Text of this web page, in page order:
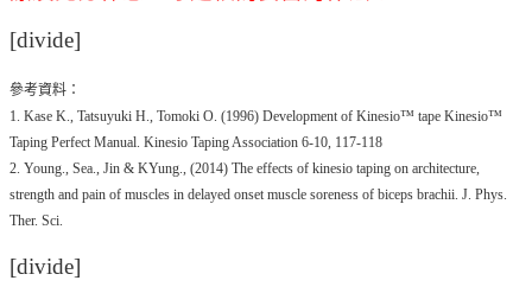
[divide]
參考資料：
1. Kase K., Tatsuyuki H., Tomoki O. (1996) Development of Kinesio™ tape Kinesio™
Taping Perfect Manual. Kinesio Taping Association 6-10, 117-118
2. Young., Sea., Jin & KYung., (2014) The effects of kinesio taping on architecture,
strength and pain of muscles in delayed onset muscle soreness of biceps brachii. J. Phys.
Ther. Sci.
[divide]